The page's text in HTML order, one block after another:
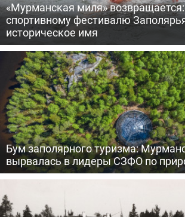
«Мурманская миля»
спортивному фестивалю
историческое имя
Бум заполярного туризма:
вырвалась в лидеры СЗФО по